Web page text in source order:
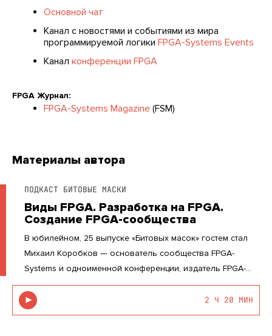
Основной чат
Канал с новостями и событиями из мира
программируемой логики FPGA-Systems Events
Канал конференции FPGA
FPGA Журнал:
FPGA-Systems Magazine (FSM)
Материалы автора
ПОДКАСТ БИТОВЫЕ МАСКИ
Виды FPGA. Разработка на FPGA.
Создание FPGA-сообщества
В юбилейном, 25 выпуске «Битовых масок» гостем стал
Михаил Коробков — основатель сообщества FPGA-
Systems и одноименной конференции, издатель FPGA-
Systems Magazine. Михаил более 10 лет занимается FPGA
и программируемой логикой, работает в отделе
прототипирования YADRO....
2 Ч 20 МИН